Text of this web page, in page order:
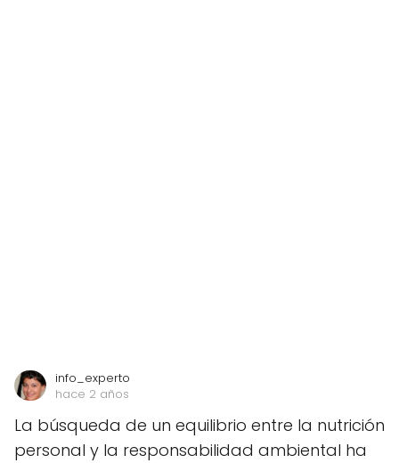
info_experto
hace 2 años
La búsqueda de un equilibrio entre la nutrición
personal y la responsabilidad ambiental ha